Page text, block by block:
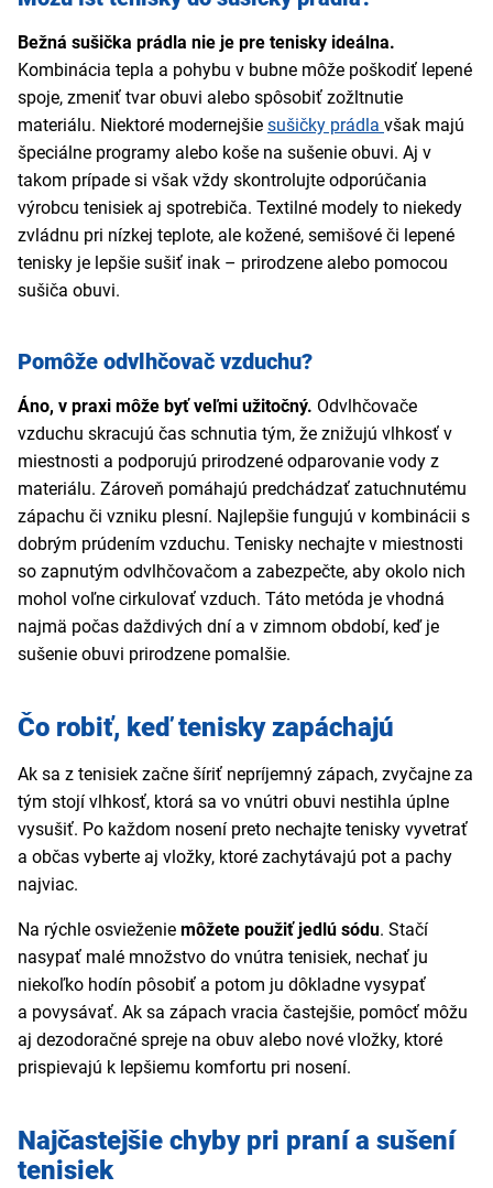
Bežná sušička prádla nie je pre tenisky ideálna.
Kombinácia tepla a pohybu v bubne môže poškodiť lepené
spoje, zmeniť tvar obuvi alebo spôsobiť zožltnutie
materiálu. Niektoré modernejšie sušičky prádla však majú
špeciálne programy alebo koše na sušenie obuvi. Aj v
takom prípade si však vždy skontrolujte odporúčania
výrobcu tenisiek aj spotrebiča. Textilné modely to niekedy
zvládnu pri nízkej teplote, ale kožené, semišové či lepené
tenisky je lepšie sušiť inak – prirodzene alebo pomocou
sušiča obuvi.
Pomôže odvlhčovač vzduchu?
Áno, v praxi môže byť veľmi užitočný. Odvlhčovače
vzduchu skracujú čas schnutia tým, že znižujú vlhkosť v
miestnosti a podporujú prirodzené odparovanie vody z
materiálu. Zároveň pomáhajú predchádzať zatuchnutému
zápachu či vzniku plesní. Najlepšie fungujú v kombinácii s
dobrým prúdením vzduchu. Tenisky nechajte v miestnosti
so zapnutým odvlhčovačom a zabezpečte, aby okolo nich
mohol voľne cirkulovať vzduch. Táto metóda je vhodná
najmä počas daždivých dní a v zimnom období, keď je
sušenie obuvi prirodzene pomalšie.
Čo robiť, keď tenisky zapáchajú
Ak sa z tenisiek začne šíriť nepríjemný zápach, zvyčajne za
tým stojí vlhkosť, ktorá sa vo vnútri obuvi nestihla úplne
vysušiť. Po každom nosení preto nechajte tenisky vyvetrať
a občas vyberte aj vložky, ktoré zachytávajú pot a pachy
najviac.
Na rýchle osvieženie môžete použiť jedlú sódu. Stačí
nasypať malé množstvo do vnútra tenisiek, nechať ju
niekoľko hodín pôsobiť a potom ju dôkladne vysypať
a povysávať. Ak sa zápach vracia častejšie, pomôcť môžu
aj dezodoračné spreje na obuv alebo nové vložky, ktoré
prispievajú k lepšiemu komfortu pri nosení.
Najčastejšie chyby pri praní a sušení
tenisiek